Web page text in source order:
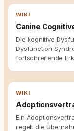
WIKI
Canine
Die kognitive
Dysfunction
fortschreitende
WIKI
Ein
regelt die